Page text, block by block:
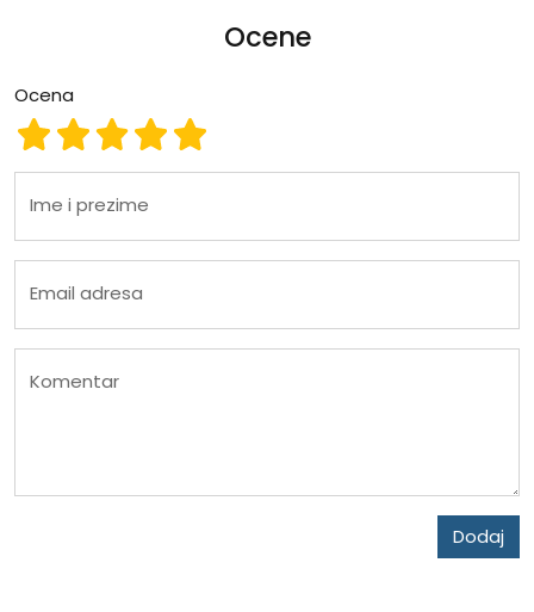
Ocene
Ocena
Ocena 5
Ocena 4
Ocena 3
Ocena 2
Ocena 1
Ime i prezime
Email adresa
Komentar
Dodaj